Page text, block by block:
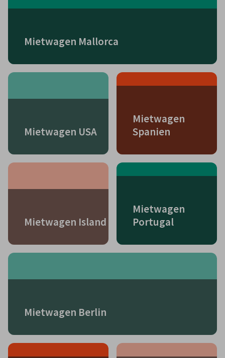
Mietwagen Mallorca
Mietwagen USA
Mietwagen
Spanien
Mietwagen Island
Mietwagen
Portugal
Mietwagen Berlin